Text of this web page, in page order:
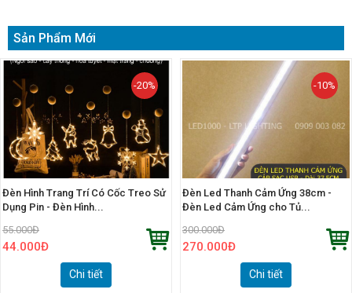
Sản Phẩm Mới
-20%
Đèn Hình Trang Trí Có Cốc Treo Sử
Dụng Pin - Đèn Hình...
55.000Đ
44.000Đ
Chi tiết
-10%
Đèn Led Thanh Cảm Ứng 38cm -
Đèn Led Cảm Ứng cho Tủ...
300.000Đ
270.000Đ
Chi tiết